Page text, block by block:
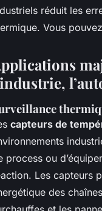
réduit les
Vous pouvez
capteurs de
process ou
Les capteurs
des